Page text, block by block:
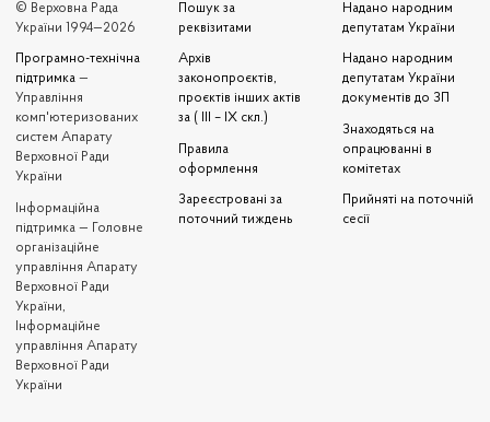
© Верховна Рада
України 1994—2026
Програмно-технічна
підтримка —
Управління
комп'ютеризованих
систем Апарату
Верховної Ради
України
Iнформаційна
підтримка — Головне
організаційне
управління Апарату
Верховної Ради
України,
Інформаційне
управління Апарату
Верховної Ради
України
Пошук за
реквізитами
Архів
законопроєктів,
проєктів інших актів
за ( III – IX скл.)
Правила
оформлення
Зареєстровані за
поточний тиждень
Надано народним
депутатам України
Надано народним
депутатам України
документів до ЗП
Знаходяться на
опрацюванні в
комітетах
Прийняті на поточній
сесії